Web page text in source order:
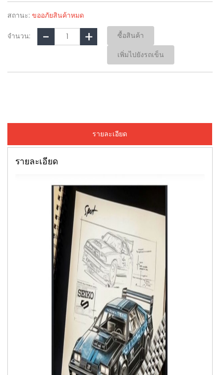
สถานะ: ขออภัยสินค้าหมด
จำนวน:
ซื้อสินค้า
เพิ่มไปยังรถเข็น
รายละเอียด
รายละเอียด